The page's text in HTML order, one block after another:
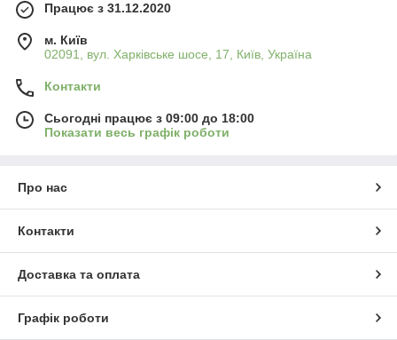
Працює з 31.12.2020
м. Київ
02091, вул. Харківське шосе, 17, Київ, Україна
Контакти
Сьогодні працює з 09:00 до 18:00
Показати весь графік роботи
Про нас
Контакти
Доставка та оплата
Графік роботи